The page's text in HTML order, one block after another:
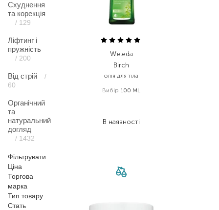
Схуднення
та корекція
/ 129
Ліфтинг і
пружність
/ 200
Від стрій
/
60
Органічний
та
натуральний
догляд
/ 1432
Фільтрувати
Ціна
Торгова
марка
Тип товару
Стать
Weleda
Birch
олія для тіла
Вибір 100 ML
В наявності